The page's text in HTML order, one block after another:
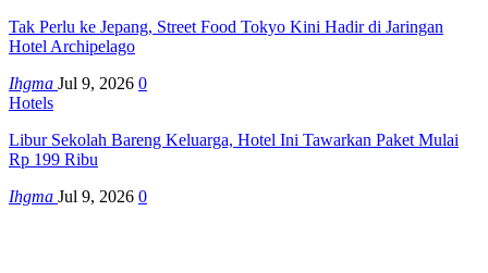
Tak Perlu ke Jepang, Street Food Tokyo Kini Hadir di Jaringan
Hotel Archipelago
Ihgma Jul 9, 2026 0
Hotels
Libur Sekolah Bareng Keluarga, Hotel Ini Tawarkan Paket Mulai
Rp 199 Ribu
Ihgma Jul 9, 2026 0